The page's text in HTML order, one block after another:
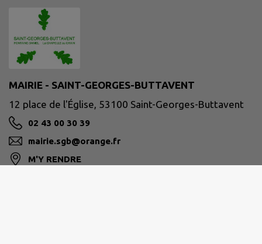
MAIRIE - SAINT-GEORGES-BUTTAVENT
12 place de l'Église, 53100 Saint-Georges-Buttavent
02 43 00 30 39
mairie.sgb@orange.fr
M'Y RENDRE